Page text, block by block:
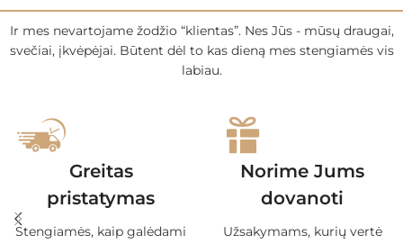
Ir mes nevartojame žodžio “klientas”. Nes Jūs - mūsų draugai,
svečiai, įkvėpėjai. Būtent dėl to kas dieną mes stengiamės vis
labiau.
Greitas
pristatymas
Stengiamės, kaip galėdami
Norime Jums
dovanoti
Užsakymams, kurių vertė